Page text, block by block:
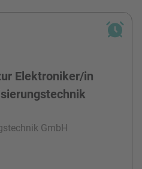
Elektroniker/in
GmbH